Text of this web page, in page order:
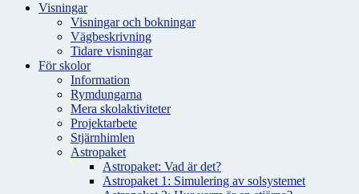
Visningar
Visningar och bokningar
Vägbeskrivning
Tidare visningar
För skolor
Information
Rymdungarna
Mera skolaktiviteter
Projektarbete
Stjärnhimlen
Astropaket
Astropaket: Vad är det?
Astropaket 1: Simulering av solsystemet